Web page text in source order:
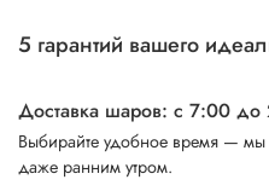
5 гарантий вашего
Доставка шаров: с 7:00
Выбирайте удобное время —
даже ранним утром.